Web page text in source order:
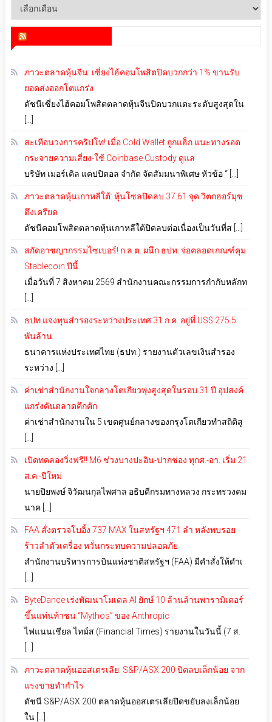
คลัง
ภาวะตลาดหุ้นจีน: เซี่ยงไฮ้คอมโพสิตปิดบวกกว่า 1% ขานรับ
ยอดส่งออกโตแกร่ง
ดัชนีเซี่ยงไฮ้คอมโพสิตตลาดหุ้นจีนปิดบวกแตะระดับสูงสุดใน
สะเทือนวงการคริปโท! เมื่อ Cold Wallet ถูกแฮ็ก แนะทางรอด
กระจายความเสี่ยง-ใช้ Coinbase Custody ดูแล
บริษัท เมอร์เคิล แคปปิตอล จำกัด จัดสัมมนาพิเศษ หัวข้อ “ […]
ภาวะตลาดหุ้นเกาหลีใต้: หุ้นโซลปิดลบ 37.61 จุด วิตกฮอร์มุซ
ตึงเครียด
ดัชนีคอมโพสิตตลาดหุ้นเกาหลีใต้ปิดลบต่อเนื่องเป็นวันที่ส […]
สกัดอาชญากรรมไซเบอร์! ก.ล.ต. ผนึก ธปท. จ่อคลอดเกณฑ์คุม
Stablecoin ปีนี้
เมื่อวันที่ 7 สิงหาคม 2569 สำนักงานคณะกรรมการกำกับหลักท
ธปท.แจงทุนสำรองระหว่างประเทศ 31 ก.ค. อยู่ที่ US$ 275.5
พันล้าน
ธนาคารแห่งประเทศไทย (ธปท.) รายงานตัวเลขเงินสำรอง
ระหว่าง […]
ค่าเช่าสำนักงานใจกลางโตเกียวพุ่งสูงสุดในรอบ 31 ปี อุปสงค์
แกร่งดันตลาดคึกคัก
ค่าเช่าสำนักงานใน 5 เขตศูนย์กลางของกรุงโตเกียวทำสถิติสู
เปิดทดลองวิ่งฟรี!! M6 ช่วงบางปะอิน-ปากช่อง ทุกศ.-อา. เริ่ม 21
ส.ค.-ปีใหม่
นายปิยพงษ์ จิวัฒนกุลไพศาล อธิบดีกรมทางหลวง กระทรวงคม
นาค […]
FAA สั่งตรวจโบอิ้ง 737 MAX ในสหรัฐฯ 471 ลำ หลังพบรอย
ร้าวลำตัวเครื่อง หวั่นกระทบความปลอดภัย
สำนักงานบริหารการบินแห่งชาติสหรัฐฯ (FAA) มีคำสั่งให้ดำเ
ByteDance เร่งพัฒนาโมเดล AI ยักษ์ 10 ล้านล้านพารามิเตอร์
ขึ้นแท่นท้าชน “Mythos” ของ Anthropic
ไฟแนนเชียล ไทม์ส (Financial Times) รายงานในวันนี้ (7 ส.
ภาวะตลาดหุ้นออสเตรเลีย: S&P/ASX 200 ปิดลบเล็กน้อย จาก
แรงขายทำกำไร
ดัชนี S&P/ASX 200 ตลาดหุ้นออสเตรเลียปิดขยับลงเล็กน้อย
ใน […]